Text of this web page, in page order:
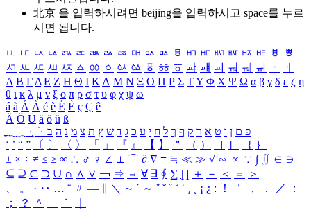
北京 을 입력하시려면 beijing을 입력하시고 space를 누르
시면 됩니다.
ㅥ ㅦ ㅧ ㅨ ㅩ ㅪ ㅫ ㅬ ㅭ ㅮ ㅯ ㅰ ㅱ ㅲ ㅳ ㅴ ㅵ ㅶ ㅷ ㅸ
ㅹ
ㅺ ㅻ ㅼ ㅽ ㅾ ㅿ ㆀ ㆁ ㆂ ㆃ ㆄ ㆅ ㆆ ㆇ ㆈ ㆉ ㆊ ㆋ ㆌ ㆍ
ㆎ
Α Β ΓΔ Ε Ζ Η Θ Ι ΚΛ Μ Ν Ξ Ο Π Ρ Σ ΤΥ Φ Χ Ψ Ω α β γ δ ε ζ η
θ ι κ λ μ ν ξ ο π ρ σ τ υ φ χ ψ ω
á à Á À é è É È ç Ç ê
Ä Ö Ü ä ö ü ß
ִֶֹ ֻּ ׁׂ פ ם ן ו ט א ר ק ף ך ל ח י ע כ ג ד ש ץ ת צ מ נ ה ב
‘ ’ “ ” 〔 〕 〈 〉 「 」 『 』 【 】 ＂ （ ） ［ ］ ｛ ｝
± × ÷ ≠ ≤ ≥ ∞ ∴ ♂ ♀ ∠ ⊥ ⌒ ∂ ∇ ≡ ≒ ≪ ≫ √ ∽ ∝ ∵ ∫ ∬ ∈ ∋
⊆ ⊇ ⊂ ⊃ ∪ ∩ ∧ ∨ ￢ ⇒ ⇔ ∀ ∃ ∮ ∑ ∏ ＋ － ＜ ＝
＞
、
。 · ‥ … ¨ 〃 ― ＼ ∼ ´ ～ ˇ ˘ ˝ ˚ ˙ ¸ ¡ ¿ ː ！ ＇ ， ． ／
：
；
？ ＾ ｀